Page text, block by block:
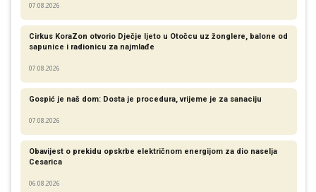
07.08.2026
Cirkus KoraZon otvorio Dječje ljeto u Otočcu uz žonglere, balone od
sapunice i radionicu za najmlađe
07.08.2026
Gospić je naš dom: Dosta je procedura, vrijeme je za sanaciju
07.08.2026
Obavijest o prekidu opskrbe električnom energijom za dio naselja
Cesarica
06.08.2026